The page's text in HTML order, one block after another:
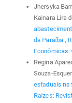
Jhersyka
Kainara Lira
da Paraíba,
Econômicas:
Regina
Souza-
estaduais na
Raízes: